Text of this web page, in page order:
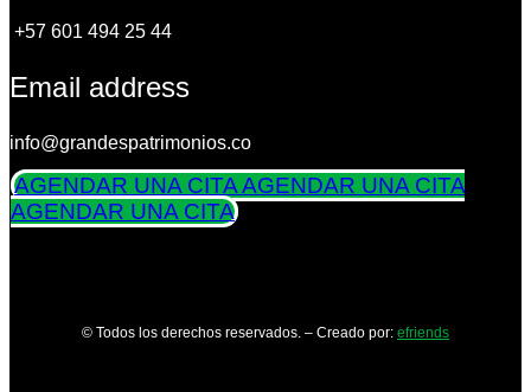
+57 601 494 25 44
Email address
info@grandespatrimonios.co
AGENDAR UNA CITAAGENDAR UNA CITA
AGENDAR UNA CITA
© Todos los derechos reservados. – Creado por: efriends